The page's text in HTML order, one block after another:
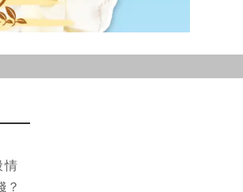
情
？